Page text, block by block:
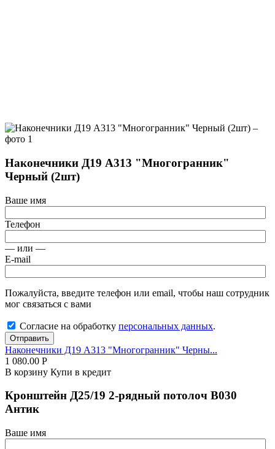
Наконечники Д19 А313 "Многогранник"
Черный (2шт)
Ваше имя
Телефон
— или —
E-mail
Пожалуйста, введите телефон или email, чтобы наш сотрудник
мог связаться с вами
Согласие на обработку персональных данных.
Отправить
Наконечники Д19 А313 "Многогранник" Черны...
1 080.00 Р
В корзину Купи в кредит
Кронштейн Д25/19 2-рядный потолоч В030
Антик
Ваше имя